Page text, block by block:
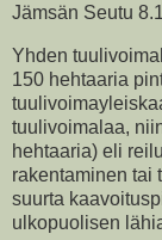
Jämsän Seutu
Yhden
150 hehtaaria
tuulivoimalaa,
hehtaaria) eli
rakentaminen tai
suurta
ulkopuolisen